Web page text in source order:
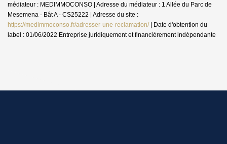
médiateur : MEDIMMOCONSO | Adresse du médiateur : 1 Allée du Parc de
Mesemena - Bât A - CS25222 | Adresse du site :
https://medimmoconso.fr/adresser-une-reclamation/| Date d'obtention du
label : 01/06/2022 Entreprise juridiquement et financièrement indépendante